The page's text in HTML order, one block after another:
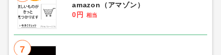
amazon（アマゾン）
0円
相当
7